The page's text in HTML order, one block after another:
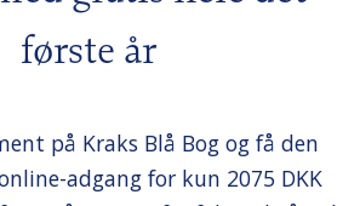
første år
på Kraks Blå Bog og få den
adgang for kun 2075 DKK